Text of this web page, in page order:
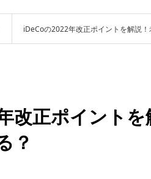
iDeCoの2022年改正ポイントを解説
改正ポイント
？